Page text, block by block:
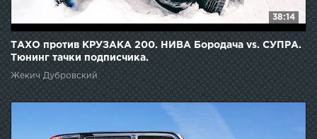
38:14
ТАХО против КРУЗАКА 200. НИВА Бородача vs. СУПРА.
Тюнинг тачки подписчика.
Жекич Дубровский